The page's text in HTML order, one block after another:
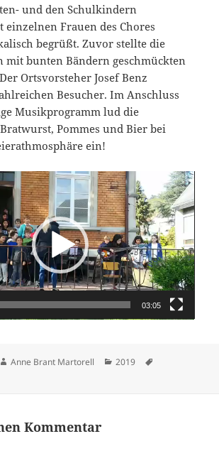
und den Schulkindern
einzelnen Frauen des Chores
begrüßt. Zuvor stellte die
mit bunten Bändern geschmückten
Ortsvorsteher Josef Benz
Besucher. Im Anschluss
Musikprogramm lud die
Pommes und Bier bei
ein!
03:05
Autor
Anne Brant Martorell Kategorien
2019
Kommentar